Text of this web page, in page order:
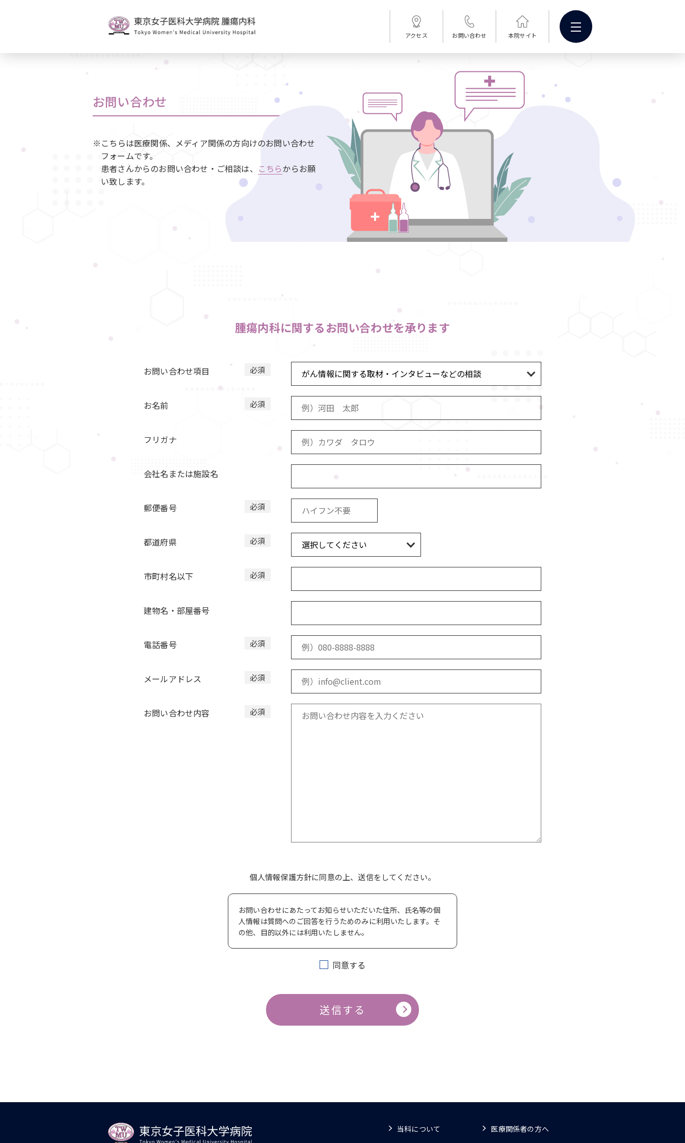
アクセス お問い合わせ 本院サイト
お問い合わせ
※こちらは医療関係、メディア関係の方向けのお問い合わせ
フォームです。
患者さんからのお問い合わせ・ご相談は、 こちらからお願
い致します。
腫瘍内科に関するお問い合わせを承ります
お問い合わせ項目 必須
お名前 必須
フリガナ
会社名または施設名
郵便番号 必須
都道府県 必須
市町村名以下 必須
建物名・部屋番号
電話番号 必須
メールアドレス 必須
お問い合わせ内容 必須
個人情報保護方針に同意の上、送信をしてください。
お問い合わせにあたってお知らせいただいた住所、氏名等の個
人情報は質問へのご回答を行うためのみに利用いたします。そ
の他、目的以外には利用いたしません。
同意する
当科について 医療関係者の方へ